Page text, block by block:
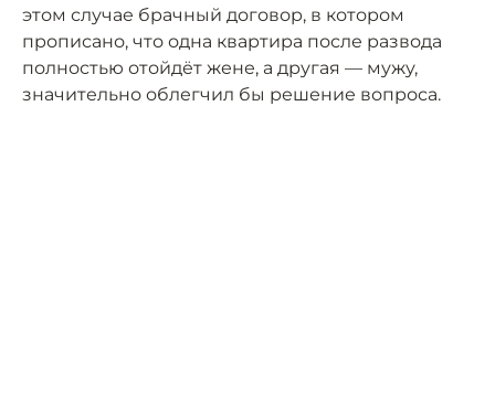
этом случае брачный договор, в котором
прописано, что одна квартира после развода
полностью отойдёт жене, а другая — мужу,
значительно облегчил бы решение вопроса.